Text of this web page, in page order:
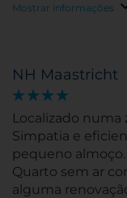
Mostrar informações
NH Maastricht
Localizado numa
Simpatia e
pequeno
Quarto sem ar
alguma